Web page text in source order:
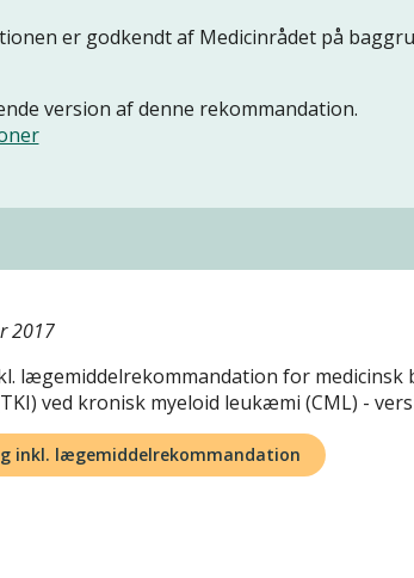
er godkendt af Medicinrådet på
version af denne rekommandation.
2017
lægemiddelrekommandation for medicinsk
ved kronisk myeloid leukæmi (CML) -
inkl. lægemiddelrekommandation